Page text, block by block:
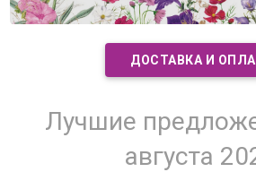
ДОСТАВКА И
Лучшие
августа